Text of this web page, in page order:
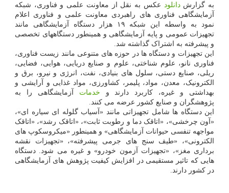
به گزارشدانلود عکس به نقل از معاونت علمی و فناوری، شبکه
آزمایشگاهی فناوری های راهبردی معاونت علمی و فناوری اعلام
نمود به واسطه این شبکه ۱۹ هزار دستگاه آزمایشگاهی مانند
تجهیزات عمومی و پایه آزمایشگاهی و همینطور دستگاههای تخصصی
و پیشرفته به اشتراک گذاشته شد.
این تجهیزات و دستگاه ها در حوزه های متنوعی مانند زیست فناوری،
فناوری نانو، علوم شناختی، علوم و صنایع دریایی، هوایی، فضایی،
ریلی، صنایع دستی، سلول های بنیادی، نفت، انرژی و نیرو، برق و
الکترونیک، معدن، مواد، پلیمر، کشاورزی، مواد غذایی و آرایشی و
بهداشتی و غیره، کاربرد دارند و خدمات آزمایشگاهی را به
پژوهشگران و صنایع کشور عرضه می کنند.
این دستگاه ها شامل تجهیزاتی مانند «آسیاب گلوله ای سیاره ای»،
«آون چرخشی»، «اتاقک دما و رطوبت ثابت»، «اتاقک رشد»، «اتاقک
مواجهه تنفسی حیوانات آزمایشگاهی» و همینطور «میکروسکوپ های
الکترونی»، «طیف سنج های جرمی پیشرفته»، «تجهیزات نقشه
برداری مغز»، «تجهیزات آزمون خودرو» و غیره می شود. دستگاه
هایی که تاثیر مستقیمی در افزایش کیفیت پژوهش های آزمایشگاهی
در کشور دارند.